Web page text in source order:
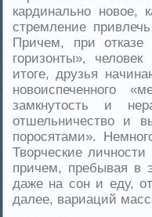
кардинально новое,
стремление
Причем, при
горизонты»,
итоге, друзья
новоиспеченного
замкнутость и
отшельничество и
поросятами».
Творческие
причем, пребывая в
даже на сон и еду,
далее, вариаций